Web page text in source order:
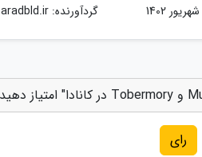
گردآورنده:aradbld.ir
رای